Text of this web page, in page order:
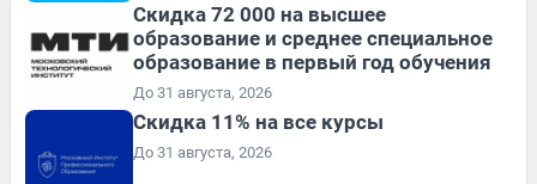
Скидка 72 000 на высшее
образование и среднее специальное
образование в первый год обучения
До 31 августа, 2026
Скидка 11% на все курсы
До 31 августа, 2026